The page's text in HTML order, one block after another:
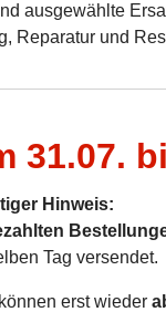
ausgewählte
Reparatur und
31.07.
Hinweis:
Tag versendet.
erst wieder